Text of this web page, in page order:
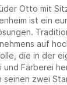
Otto mit
ist ein
auf
die in der
und Färberei
zwei